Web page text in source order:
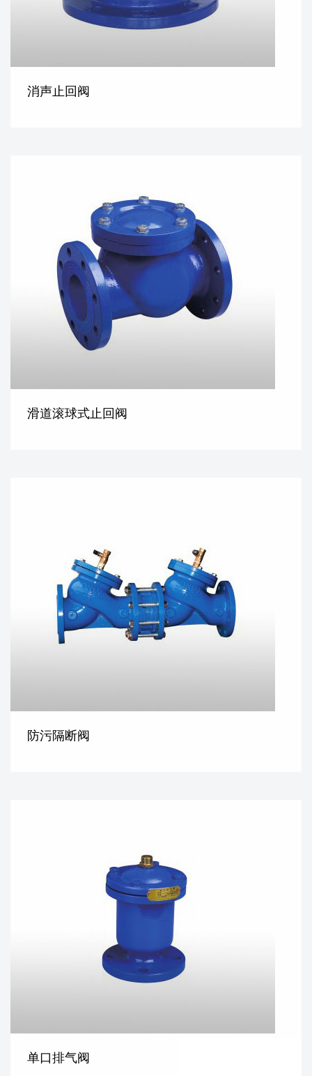
消声止回阀
滑道滚球式止回阀
防污隔断阀
单口排气阀